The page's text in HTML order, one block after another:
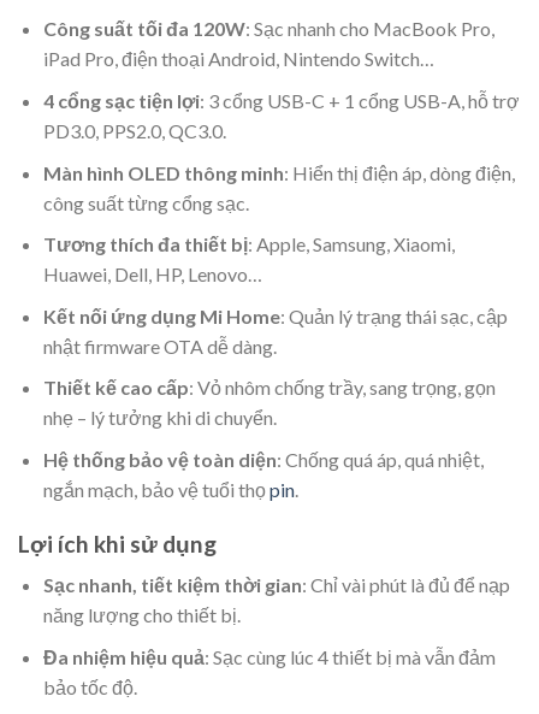
Công suất tối đa 120W: Sạc nhanh cho MacBook Pro,
iPad Pro, điện thoại Android, Nintendo Switch…
4 cổng sạc tiện lợi: 3 cổng USB-C + 1 cổng USB-A, hỗ trợ
PD3.0, PPS2.0, QC3.0.
Màn hình OLED thông minh: Hiển thị điện áp, dòng điện,
công suất từng cổng sạc.
Tương thích đa thiết bị: Apple, Samsung, Xiaomi,
Huawei, Dell, HP, Lenovo…
Kết nối ứng dụng Mi Home: Quản lý trạng thái sạc, cập
nhật firmware OTA dễ dàng.
Thiết kế cao cấp: Vỏ nhôm chống trầy, sang trọng, gọn
nhẹ – lý tưởng khi di chuyển.
Hệ thống bảo vệ toàn diện: Chống quá áp, quá nhiệt,
ngắn mạch, bảo vệ tuổi thọpin.
Lợi ích khi sử dụng
Sạc nhanh, tiết kiệm thời gian: Chỉ vài phút là đủ để nạp
năng lượng cho thiết bị.
Đa nhiệm hiệu quả: Sạc cùng lúc 4 thiết bị mà vẫn đảm
bảo tốc độ.